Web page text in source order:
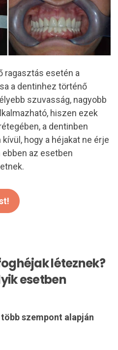
ragasztás esetén a
a dentinhez történő
szuvasság, nagyobb
hiszen ezek
a dentinben
hogy a héjakat ne érje
ebben az esetben
léteznek?
esetben
szempont alapján